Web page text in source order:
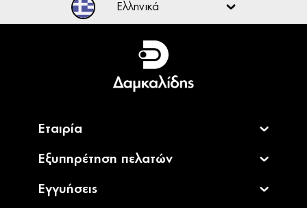
Ελληνικά
Ελληνικά
English
Εταιρία
Εξυπηρέτηση πελατών
Εγγυήσεις